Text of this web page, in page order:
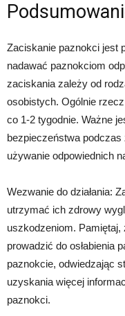
Zaciskanie paznokci jest
nadawać paznokciom
zaciskania zależy od
osobistych. Ogólnie
co 1-2 tygodnie. Ważne
bezpieczeństwa
używanie odpowiednich
Wezwanie do działania:
utrzymać ich zdrowy
uszkodzeniom.
prowadzić do osłabienia
paznokcie, odwiedzając
uzyskania więcej
paznokci.